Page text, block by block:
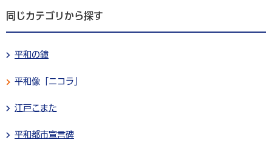
同じカテゴリから探す
平和の鐘
平和像「ニコラ」
江戸こまた
平和都市宣言碑